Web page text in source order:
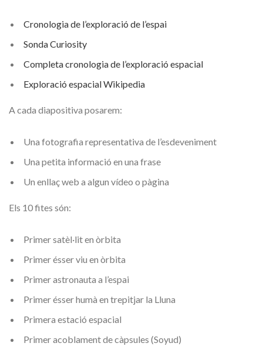
Cronologia de l’exploració de l’espai
Sonda Curiosity
Completa cronologia de l’exploració espacial
Exploració espacial Wikipedia
A cada diapositiva posarem:
Una fotografia representativa de l’esdeveniment
Una petita informació en una frase
Un enllaç web a algun vídeo o pàgina
Els 10 fites són:
Primer satèl·lit en òrbita
Primer ésser viu en òrbita
Primer astronauta a l’espai
Primer ésser humà en trepitjar la Lluna
Primera estació espacial
Primer acoblament de càpsules (Soyud)